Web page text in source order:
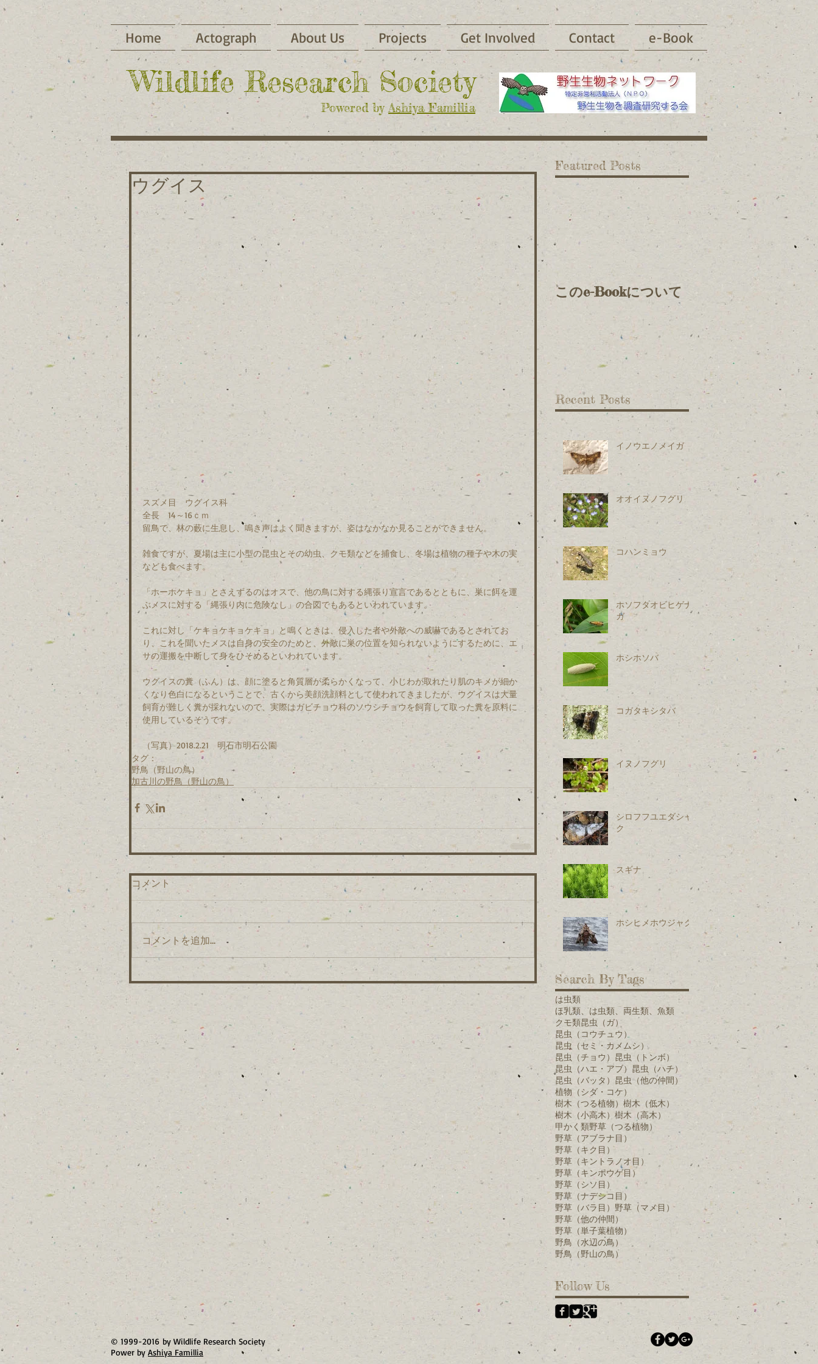
Home Actograph About Us Projects Get Involved Contact e-Book
​Wildlife Research Society
Powered by Ashiya Famillia
ウグイス
スズメ目　ウグイス科
全長　14～16ｃｍ
留鳥で、林の藪に生息し、鳴き声はよく聞きますが、姿はなかなか見ることができません。
雑食ですが、夏場は主に小型の昆虫とその幼虫、クモ類などを捕食し、冬場は植物の種子や木の実
なども食べます。
「ホーホケキョ」とさえずるのはオスで、他の鳥に対する縄張り宣言であるとともに、巣に餌を運
ぶメスに対する「縄張り内に危険なし」の合図でもあるといわれています。
これに対し「ケキョケキョケキョ」と鳴くときは、侵入した者や外敵への威嚇であるとされてお
り、これを聞いたメスは自身の安全のためと、外敵に巣の位置を知られないようにするために、エ
サの運搬を中断して身をひそめるといわれています。
ウグイスの糞（ふん）は、顔に塗ると角質層が柔らかくなって、小じわが取れたり肌のキメが細か
くなり色白になるということで、古くから美顔洗顔料として使われてきましたが、ウグイスは大量
飼育が難しく糞が採れないので、実際はガビチョウ科のソウシチョウを飼育して取った糞を原料に
使用しているそうです。
（写真）2018.2.21　明石市明石公園
タグ：
野鳥（野山の鳥）
加古川の野鳥（野山の鳥）
コメント
コメントを追加…
Featured Posts
このe-Bookについて
Recent Posts
イノウエノメイガ
オオイヌノフグリ
コハンミョウ
ホソフタオビヒゲナ
ガ
ホシホソバ
コガタキシタバ
イヌノフグリ
シロフフユエダシャ
ク
スギナ
ホシヒメホウジャク
Search By Tags
は虫類
ほ乳類、は虫類、両生類、魚類
クモ類昆虫（ガ）
昆虫（コウチュウ）
昆虫（セミ・カメムシ）
昆虫（チョウ） 昆虫（トンボ）
昆虫（ハエ・アブ） 昆虫（ハチ）
昆虫（バッタ） 昆虫（他の仲間）
植物（シダ・コケ）
樹木（つる植物） 樹木（低木）
樹木（小高木） 樹木（高木）
甲かく類野草（つる植物）
野草（アブラナ目）
野草（キク目）
野草（キントラノオ目）
野草（キンポウゲ目）
野草（シソ目）
野草（ナデシコ目）
野草（バラ目） 野草（マメ目）
野草（他の仲間）
野草（単子葉植物）
野鳥（水辺の鳥）
野鳥（野山の鳥）
Follow Us
© 1999-2016 by Wildlife Research Society
Power by Ashiya Famillia